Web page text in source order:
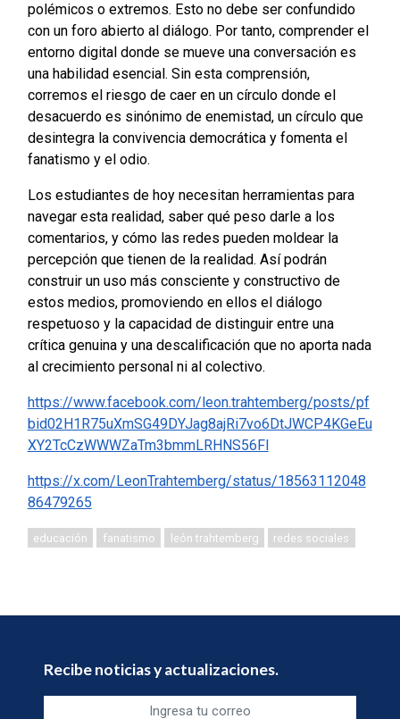
polémicos o extremos. Esto no debe ser confundido
con un foro abierto al diálogo. Por tanto, comprender el
entorno digital donde se mueve una conversación es
una habilidad esencial. Sin esta comprensión,
corremos el riesgo de caer en un círculo donde el
desacuerdo es sinónimo de enemistad, un círculo que
desintegra la convivencia democrática y fomenta el
fanatismo y el odio.
Los estudiantes de hoy necesitan herramientas para
navegar esta realidad, saber qué peso darle a los
comentarios, y cómo las redes pueden moldear la
percepción que tienen de la realidad. Así podrán
construir un uso más consciente y constructivo de
estos medios, promoviendo en ellos el diálogo
respetuoso y la capacidad de distinguir entre una
crítica genuina y una descalificación que no aporta nada
al crecimiento personal ni al colectivo.
https://www.facebook.com/leon.trahtemberg/posts/pf
bid02H1R75uXmSG49DYJag8ajRi7vo6DtJWCP4KGeEu
XY2TcCzWWWZaTm3bmmLRHNS56Fl
https://x.com/LeonTrahtemberg/status/18563112048
86479265
educación fanatismo león trahtemberg redes sociales
Recibe noticias y actualizaciones.